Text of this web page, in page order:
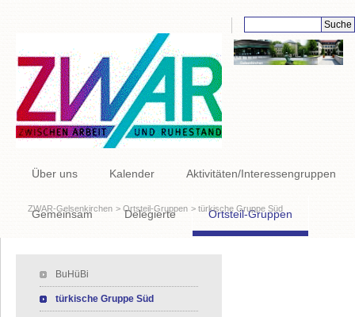
Suchbegriffe
Navigation
Über uns Kalender Aktivitäten/Interessengruppen
Gemeinsam Delegierte Ortsteil-Gruppen
ZWAR-Gelsenkirchen Ortsteil-Gruppen türkische Gruppe Süd
BuHüBi
türkische Gruppe Süd